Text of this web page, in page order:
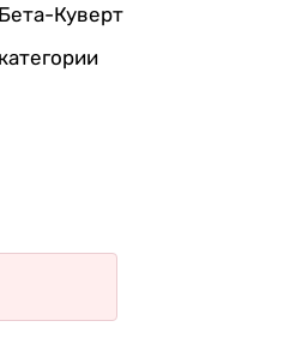
Куверт